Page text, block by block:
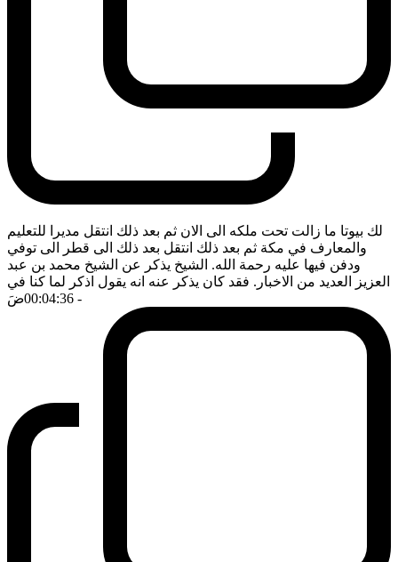
لك بيوتا ما زالت تحت ملكه الى الان ثم بعد ذلك انتقل مديرا للتعليم
والمعارف في مكة ثم بعد ذلك انتقل بعد ذلك الى قطر الى توفي
ودفن فيها عليه رحمة الله. الشيخ يذكر عن الشيخ محمد بن عبد
العزيز العديد من الاخبار. فقد كان يذكر عنه انه يقول اذكر لما كنا في
- 00:04:36
ضَ